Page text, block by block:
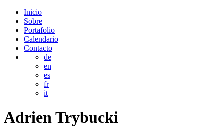
Inicio
Sobre
Portafolio
Calendario
Contacto
de
en
es
fr
it
AdrienTrybucki